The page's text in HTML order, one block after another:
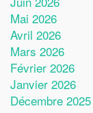
Mai 2026
Avril 2026
Mars 2026
Février 2026
Janvier 2026
Décembre 2025